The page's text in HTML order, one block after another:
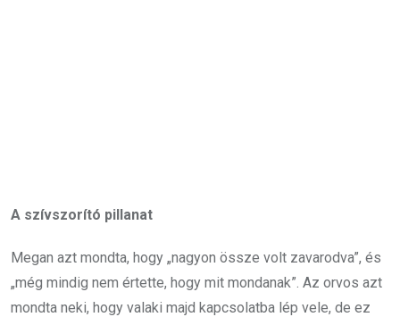
A szívszorító pillanat
Megan azt mondta, hogy „nagyon össze volt zavarodva”, és
„még mindig nem értette, hogy mit mondanak”. Az orvos azt
mondta neki, hogy valaki majd kapcsolatba lép vele, de ez